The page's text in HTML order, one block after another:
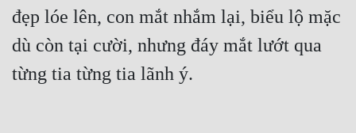
đẹp lóe lên, con mắt nhắm lại, biểu lộ mặc
dù còn tại cười, nhưng đáy mắt lướt qua
từng tia từng tia lãnh ý.